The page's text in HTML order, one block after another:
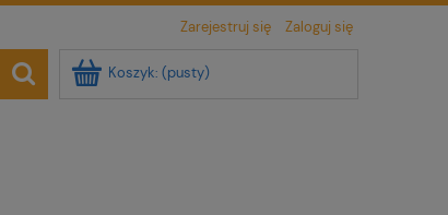
Zarejestruj się Zaloguj się
Koszyk: (pusty)